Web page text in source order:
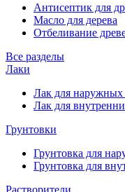
Антисептик для
Масло для дерева
Отбеливание
Все разделы
Лаки
Лак для наружных
Лак для
Грунтовки
Грунтовка для
Грунтовка для
Растворители